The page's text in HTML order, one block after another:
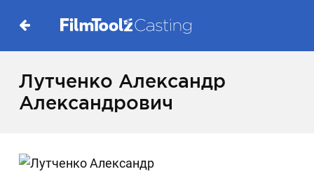
Лутченко Александр
Александрович